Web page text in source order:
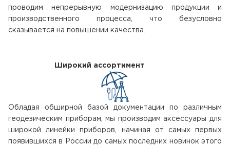
проводим непрерывную модернизацию продукции и
производственного процесса, что безусловно
сказывается на повышении качества.
Широкий ассортимент
Обладая обширной базой документации по различным
геодезическим приборам, мы производим аксессуары для
широкой линейки приборов, начиная от самых первых
появившихся в России до самых последних новинок этого